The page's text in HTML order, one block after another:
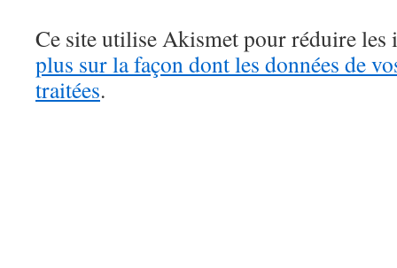
Ce site utilise Akismet pour réduire les
plus sur la façon dont les données de
traitées.